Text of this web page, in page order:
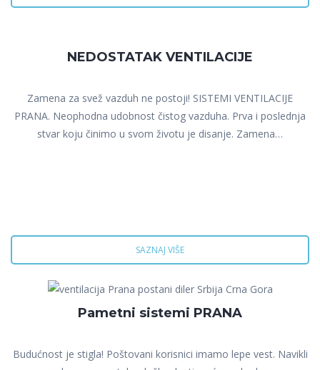
NEDOSTATAK VENTILACIJE
Zamena za svež vazduh ne postoji! SISTEMI VENTILACIJE
PRANA. Neophodna udobnost čistog vazduha. Prva i poslednja
stvar koju činimo u svom životu je disanje. Zamena…
SAZNAJ VIŠE
Pametni sistemi PRANA
Budućnost je stigla! Poštovani korisnici imamo lepe vest. Navikli